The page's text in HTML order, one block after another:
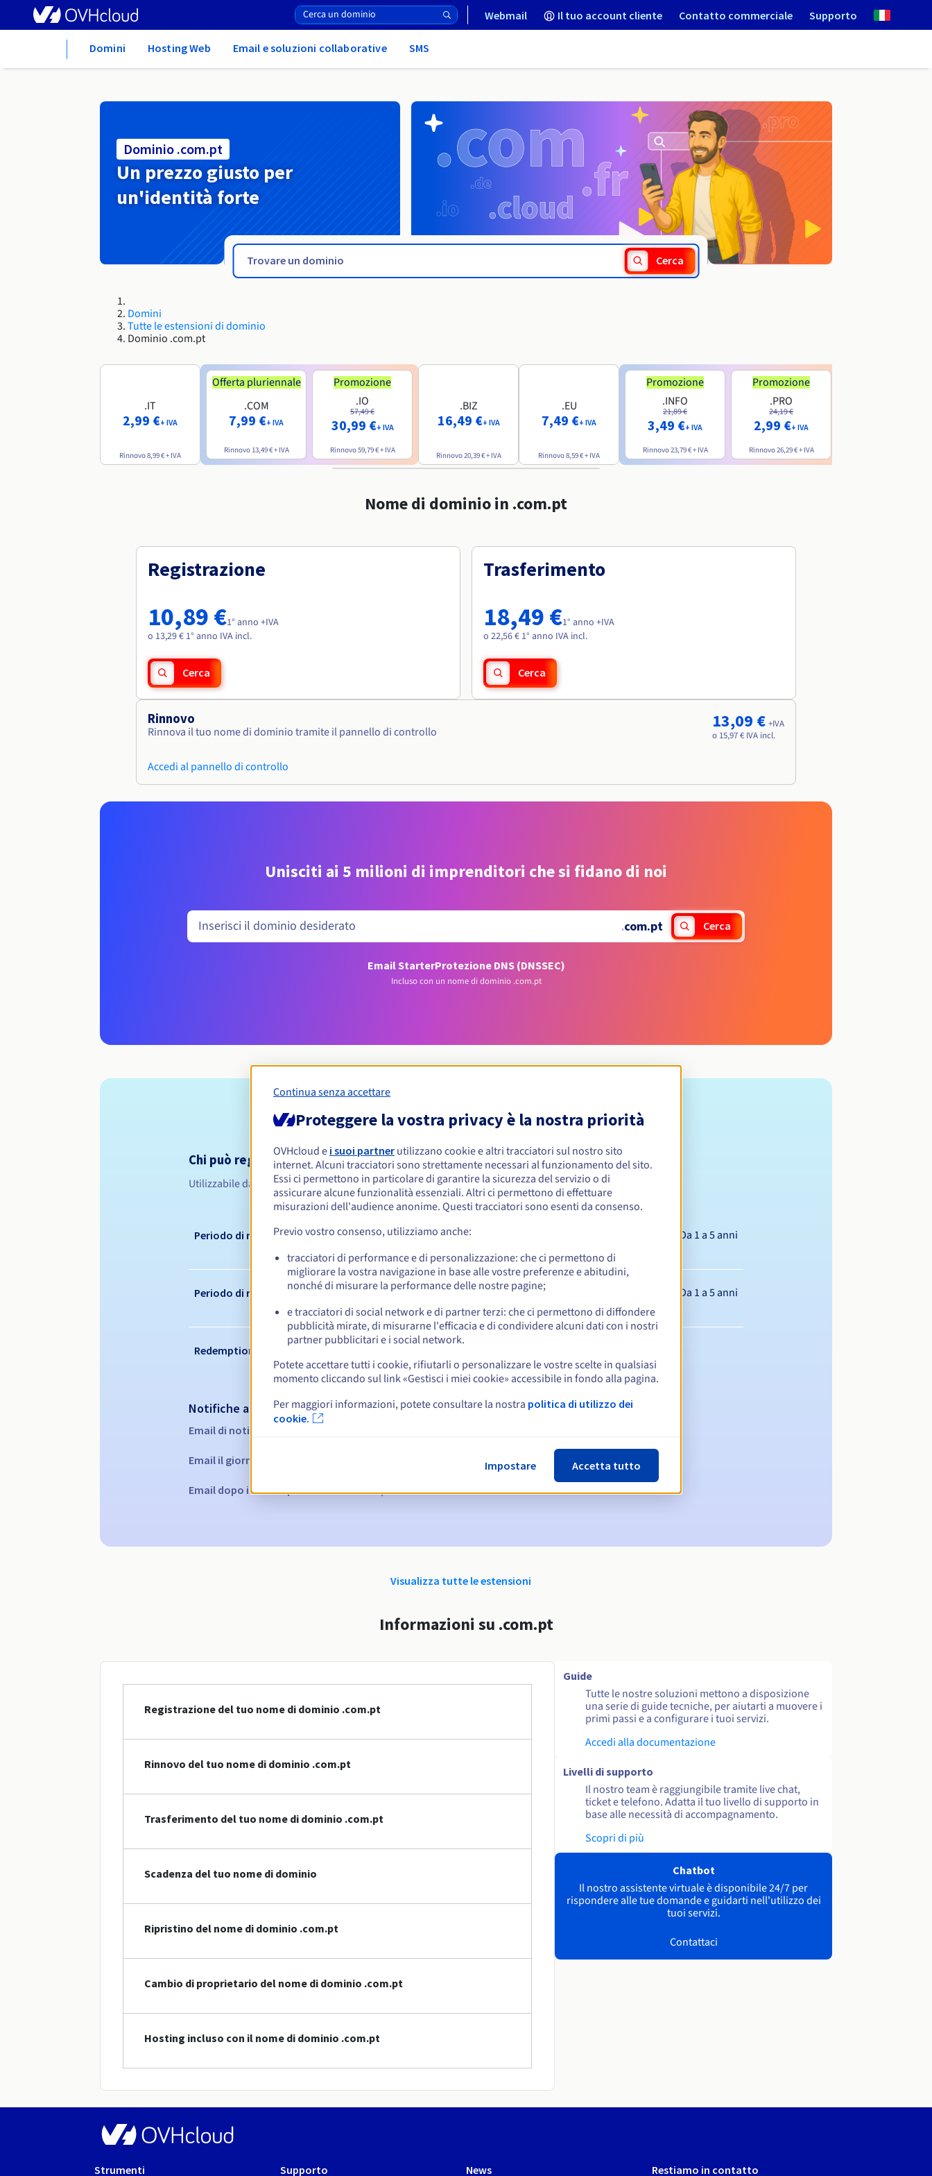
Webmail Il tuo account cliente Contatto commerciale Supporto
Domini Hosting Web Email e soluzioni collaborative SMS
Dominio .com.pt
Un prezzo giusto per
un'identità forte
Cerca
Domini
Tutte le estensioni di dominio
Dominio .com.pt
.IT
2,99 €+ IVA
Rinnovo8,99 €+ IVA
Offerta pluriennale
.COM
7,99 €+ IVA
Rinnovo 13,49 €+ IVA
Promozione
.IO
57,49 €
30,99 €+ IVA
Rinnovo59,79 €+ IVA
.BIZ
16,49 €+ IVA
Rinnovo20,39 €+ IVA
.EU
7,49 €+ IVA
Rinnovo8,59 €+ IVA
Promozione
.INFO
21,89 €
3,49 €+ IVA
Rinnovo23,79 €+ IVA
Promozione
.PRO
24,19 €
2,99 €+ IVA
Rinnovo26,29 €+ IVA
Nome di dominio in .com.pt
Registrazione
10,89 €1° anno +IVA
o 13,29 € 1° anno IVA incl.
Cerca
Trasferimento
18,49 €1° anno +IVA
o 22,56 € 1° anno IVA incl.
Cerca
Rinnovo
Rinnova il tuo nome di dominio tramite il pannello di controllo
Accedi al pannello di controllo
13,09 € +IVA
o 15,97 € IVA incl.
Unisciti ai 5 milioni di imprenditori che si fidano di noi
.com.pt Cerca
Email StarterProtezione DNS (DNSSEC)
Incluso con un nome di dominio .com.pt
Condizioni di idoneità
Chi può registrare un .com.pt?
Utilizzabile da chiunque
Regole di gestione e notifiche
Periodo di registrazione Da 1 a 5 anni
Periodo di rinnovo Da 1 a 5 anni
Redemption period
Notifiche automatiche:
Email di notifica:
Email il giorno della scadenza per notificare la sospensione del nome di dominio
Email dopo il Redemption Grace Periodper notificare la cancellazione del nome di dominio
Visualizza tutte le estensioni
Informazioni su .com.pt
Registrazione del tuo nome di dominio .com.pt
Rinnovo del tuo nome di dominio .com.pt
Trasferimento del tuo nome di dominio .com.pt
Scadenza del tuo nome di dominio
Ripristino del nome di dominio .com.pt
Cambio di proprietario del nome di dominio .com.pt
Hosting incluso con il nome di dominio .com.pt
Guide
Tutte le nostre soluzioni mettono a disposizione
una serie di guide tecniche, per aiutarti a muovere i
primi passi e a configurare i tuoi servizi.
Accedi alla documentazione
Livelli di supporto
Il nostro team è raggiungibile tramite live chat,
ticket e telefono. Adatta il tuo livello di supporto in
base alle necessità di accompagnamento.
Scopri di più
Chatbot
Il nostro assistente virtuale è disponibile 24/7 per
rispondere alle tue domande e guidarti nell'utilizzo dei
tuoi servizi.
Contattaci
Strumenti
Supporto
News
Restiamo in contatto
Continua senza accettare
Proteggere la vostra privacy è la nostra priorità
OVHcloud e i suoi partner utilizzano cookie e altri tracciatori sul nostro sito
internet. Alcuni tracciatori sono strettamente necessari al funzionamento del sito.
Essi ci permettono in particolare di garantire la sicurezza del servizio o di
assicurare alcune funzionalità essenziali. Altri ci permettono di effettuare
misurazioni dell'audience anonime. Questi tracciatori sono esenti da consenso.
Previo vostro consenso, utilizziamo anche:
tracciatori di performance e di personalizzazione: che ci permettono di
migliorare la vostra navigazione in base alle vostre preferenze e abitudini,
nonché di misurare la performance delle nostre pagine;
e tracciatori di social network e di partner terzi: che ci permettono di diffondere
pubblicità mirate, di misurarne l'efficacia e di condividere alcuni dati con i nostri
partner pubblicitari e i social network.
Potete accettare tutti i cookie, rifiutarli o personalizzare le vostre scelte in qualsiasi
momento cliccando sul link «Gestisci i miei cookie» accessibile in fondo alla pagina.
Per maggiori informazioni, potete consultare la nostra politica di utilizzo dei
cookie.
Impostare Accetta tutto